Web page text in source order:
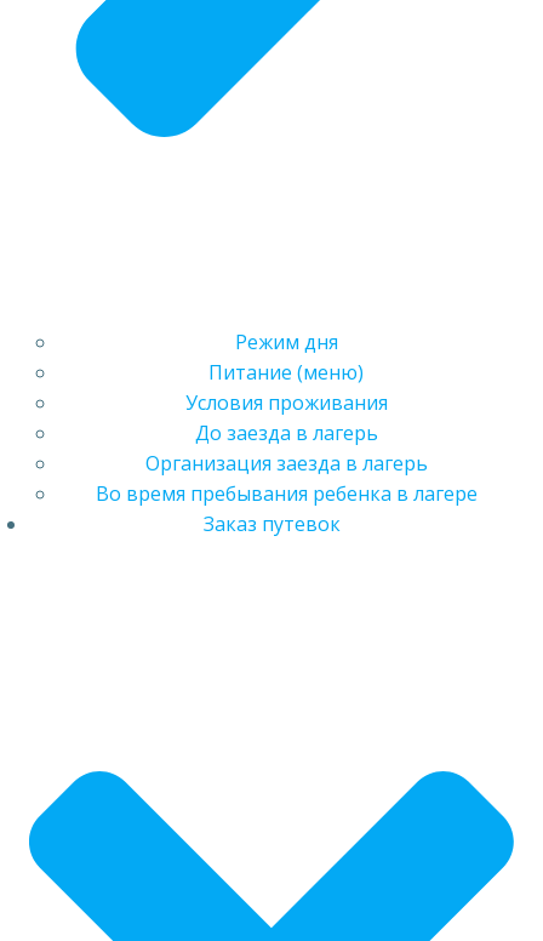
Режим дня
Питание (меню)
Условия проживания
До заезда в лагерь
Организация заезда в лагерь
Во время пребывания ребенка в лагере
Заказ путевок